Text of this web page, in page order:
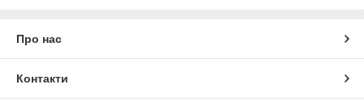
Про нас
Контакти